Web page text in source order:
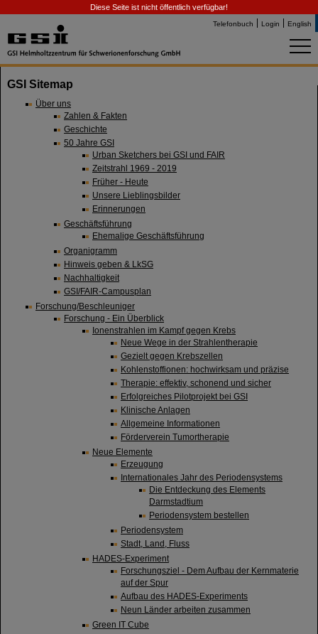
Diese Seite ist nicht öffentlich verfügbar!
Telefonbuch Login English
GSI Sitemap
Über uns
Zahlen & Fakten
Geschichte
50 Jahre GSI
Urban Sketchers bei GSI und FAIR
Zeitstrahl 1969 - 2019
Früher - Heute
Unsere Lieblingsbilder
Erinnerungen
Geschäftsführung
Ehemalige Geschäftsführung
Organigramm
Hinweis geben & LkSG
Nachhaltigkeit
GSI/FAIR-Campusplan
Forschung/Beschleuniger
Forschung - Ein Überblick
Ionenstrahlen im Kampf gegen Krebs
Neue Wege in der Strahlentherapie
Gezielt gegen Krebszellen
Kohlenstoffionen: hochwirksam und präzise
Therapie: effektiv, schonend und sicher
Erfolgreiches Pilotprojekt bei GSI
Klinische Anlagen
Allgemeine Informationen
Förderverein Tumortherapie
Neue Elemente
Erzeugung
Internationales Jahr des Periodensystems
Die Entdeckung des Elements
Darmstadtium
Periodensystem bestellen
Periodensystem
Stadt, Land, Fluss
HADES-Experiment
Forschungsziel - Dem Aufbau der Kernmaterie
auf der Spur
Aufbau des HADES-Experiments
Neun Länder arbeiten zusammen
Green IT Cube